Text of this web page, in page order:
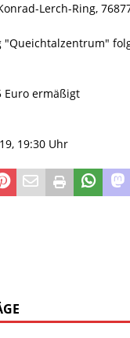
Lerch-Ring,
"Queichtalzentrum"
Euro ermäßigt
19:30 Uhr